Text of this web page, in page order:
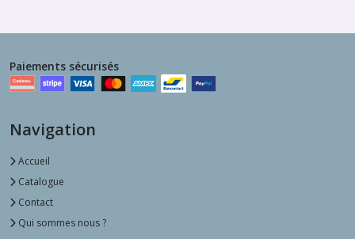
Paiements sécurisés
Navigation
Accueil
Catalogue
Contact
Qui sommes nous ?